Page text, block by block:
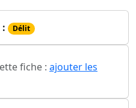
Délit
fiche : ajouter les